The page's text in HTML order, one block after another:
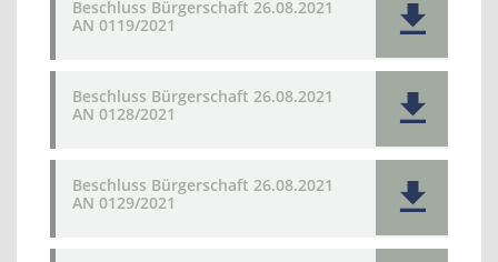
Beschluss Bürgerschaft 26.08.2021
AN 0119/2021
Beschluss Bürgerschaft 26.08.2021
AN 0128/2021
Beschluss Bürgerschaft 26.08.2021
AN 0129/2021